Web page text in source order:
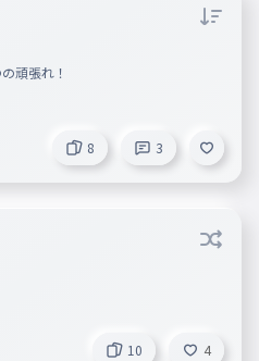
頑張れ！
8 3
10 4